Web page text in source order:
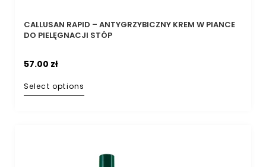
CALLUSAN RAPID – ANTYGRZYBICZNY KREM W PIANCE
DO PIELĘGNACJI STÓP
57.00 zł
Select options